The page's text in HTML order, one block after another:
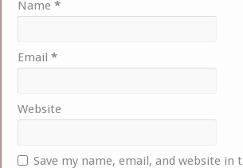
Name*
Email*
Website
Save my name, email, and website in